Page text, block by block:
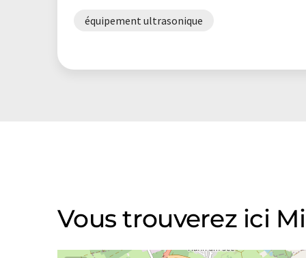
équipement ultrasonique
Vous trouverez ici